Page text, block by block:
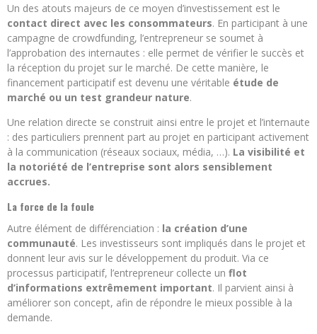
Un des atouts majeurs de ce moyen d’investissement est le
contact direct avec les consommateurs. En participant à une
campagne de crowdfunding, l’entrepreneur se soumet à
l’approbation des internautes : elle permet de vérifier le succès et
la réception du projet sur le marché. De cette manière, le
financement participatif est devenu une véritable étude de
marché ou un test grandeur nature.
Une relation directe se construit ainsi entre le projet et l’internaute
: des particuliers prennent part au projet en participant activement
à la communication (réseaux sociaux, média, …). La visibilité et
la notoriété de l’entreprise sont alors sensiblement
accrues.
La force de la foule
Autre élément de différenciation : la création d’une
communauté. Les investisseurs sont impliqués dans le projet et
donnent leur avis sur le développement du produit. Via ce
processus participatif, l’entrepreneur collecte un flot
d’informations extrêmement important. Il parvient ainsi à
améliorer son concept, afin de répondre le mieux possible à la
demande.